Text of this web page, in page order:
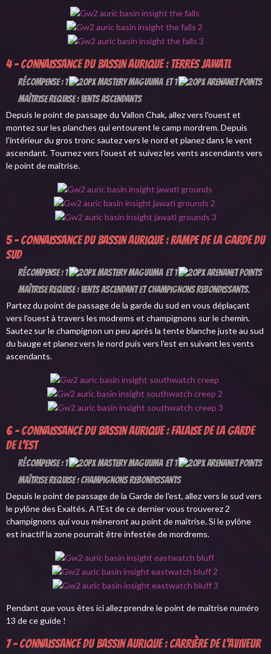
4 - Connaissance du Bassin aurique : Terres Jawatl
Récompense : 1
et 1
Maîtrise requise : Vents ascendants
Depuis le point de passage du Vallon Chak, allez vers l'ouest et
montez sur les planches qui entourent le camp mordrem. Depuis
l'intérieur du gros tronc sautez vers le nord et planez dans le vent
ascendant. Tournez vers l'ouest et suivez les vents ascendants vers
le point de maîtrise.
5 - Connaissance du Bassin aurique : Rampe de la Garde du
Sud
Récompense : 1
et 1
Maîtrise requise : Vents ascendant et champignons rebondissants.
Partez du point de passage de la garde du sud en vous déplaçant
vers l'ouest à travers les modrems et champignons sur le chemin.
Sautez sur le champignon un peu après la tente blanche juste au sud
du bauge et planez vers le nord puis vers l'est en suivant les vents
ascendants.
6 - Connaissance du Bassin aurique : Falaise de la Garde
de l'Est
Récompense : 1
et 1
Maîtrise requise : Champignons rebondissants
Depuis le point de passage de la Garde de l'est, allez vers le sud vers
le pylône des Exaltés. A l'Est de ce dernier vous trouverez 2
champignons qui vous mèneront au point de maîtrise. Si le pylône
est inactif la zone pourrait être infestée de mordrems.
Pendant que vous êtes ici allez prendre le point de maîtrise numéro
13 de ce guide !
7 - Connaissance du Bassin aurique : Carrière de l'aviveur